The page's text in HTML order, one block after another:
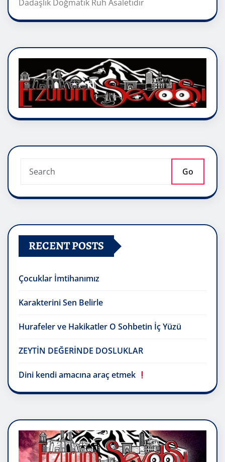
Dadaşlık Doğmatik Ruh Asaletidir
Go
RECENT POSTS
Çocuklar İmtihanımız
Karakterini Sen Belirle
Hurafeler ve Hakikatler O Sohbetin İç Yüzü
ZEYTİN DEĞERİNDE DOSLUKLAR
Dini kendi amacına araç etmek